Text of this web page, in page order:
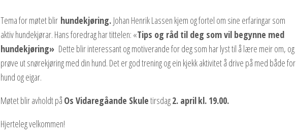
Tema for møtet blir hundekjøring. Johan Henrik Lassen kjem og fortel om sine erfaringar som
aktiv hundekjørar. Hans foredrag har tittelen: «Tips og råd til deg som vil begynne med
hundekjøring» Dette blir interessant og motiverande for deg som har lyst til å lære meir om, og
prøve ut snørekjøring med din hund. Det er god trening og ein kjekk aktivitet å drive på med både for
hund og eigar.
Møtet blir avholdt på Os Vidaregåande Skuletirsdag2. aprilkl. 19.00.
Hjerteleg velkommen!